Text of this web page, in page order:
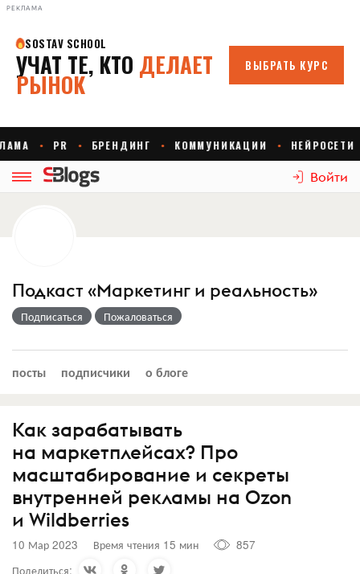
РЕКЛАМА
Войти
Подкаст «Маркетинг и реальность»
Подписаться Пожаловаться
посты подписчики о блоге
Как зарабатывать
на маркетплейсах? Про
масштабирование и секреты
внутренней рекламы на Ozon
и Wildberries
10 Мар 2023 Время чтения 15 мин
857
Поделиться: